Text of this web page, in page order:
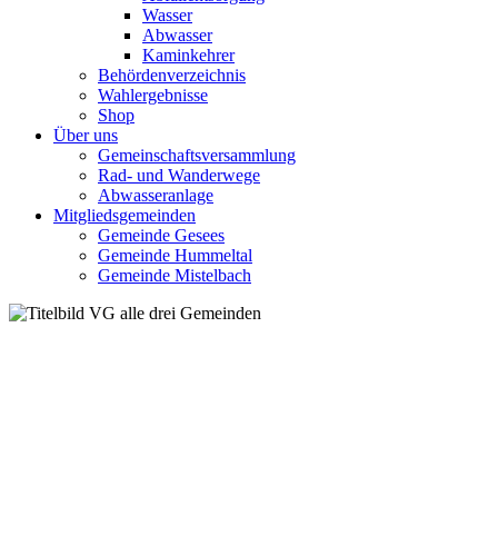
Wasser
Abwasser
Kaminkehrer
Behördenverzeichnis
Wahlergebnisse
Shop
Über uns
Gemeinschaftsversammlung
Rad- und Wanderwege
Abwasseranlage
Mitgliedsgemeinden
Gemeinde Gesees
Gemeinde Hummeltal
Gemeinde Mistelbach